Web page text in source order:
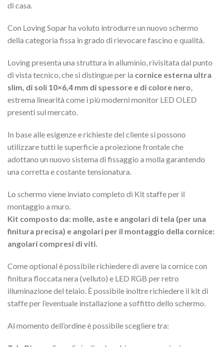
di casa.
Con Loving Sopar ha voluto introdurre un nuovo schermo
della categoria fissa in grado di rievocare fascino e qualità.
Loving presenta una struttura in alluminio, rivisitata dal punto
di vista tecnico, che si distingue per la cornice esterna ultra
slim, di soli 10×6,4 mm di spessore e di colore nero,
estrema linearità come i più moderni monitor LED OLED
presenti sul mercato.
In base alle esigenze e richieste del cliente si possono
utilizzare tutti le superficie a proiezione frontale che
adottano un nuovo sistema di fissaggio a molla garantendo
una corretta e costante tensionatura.
Lo schermo viene inviato completo di Kit staffe per il
montaggio a muro.
Kit composto da: molle, aste e angolari di tela (per una
finitura precisa) e angolari per il montaggio della cornice:
angolari compresi di viti.
Come optional è possibile richiedere di avere la cornice con
finitura floccata nera (velluto) e LED RGB per retro
illuminazione del telaio. È possibile inoltre richiedere il kit di
staffe per l’eventuale installazione a soffitto dello schermo.
Al momento dell’ordine è possibile scegliere tra: